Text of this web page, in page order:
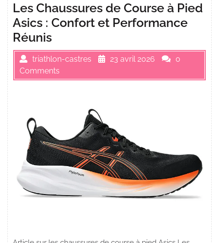
Les Chaussures de Course à Pied
Asics : Confort et Performance
Réunis
triathlon-castres 23 avril 2026
0
Comments